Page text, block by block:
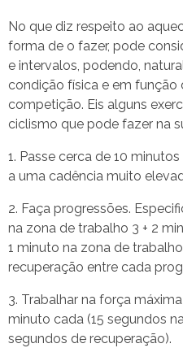
No que diz respeito ao
forma de o fazer, pode
e intervalos, podendo,
condição física e em função
competição. Eis alguns
ciclismo que pode fazer na
Passe cerca de 10
a uma cadência muito
Faça progressões.
na zona de trabalho 3 + 2
1 minuto na zona de
recuperação entre cada
Trabalhar na força
minuto cada (15 segundos
segundos de recuperação).